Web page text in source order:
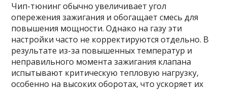
Чип-тюнинг обычно увеличивает угол
опережения зажигания и обогащает смесь для
повышения мощности. Однако на газу эти
настройки часто не корректируются отдельно. В
результате из-за повышенных температур и
неправильного момента зажигания клапана
испытывают критическую тепловую нагрузку,
особенно на высоких оборотах, что ускоряет их